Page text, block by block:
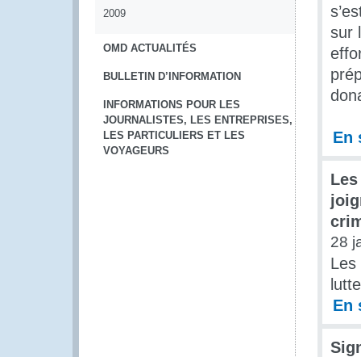
2009
OMD ACTUALITÉS
BULLETIN D’INFORMATION
INFORMATIONS POUR LES
JOURNALISTES, LES ENTREPRISES,
LES PARTICULIERS ET LES
VOYAGEURS
sur
En
28
Les
En